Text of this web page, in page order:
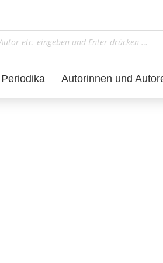
Periodika Autorinnen und